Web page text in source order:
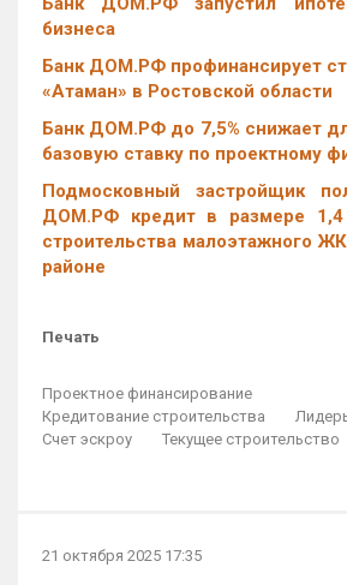
бизнеса
Банк ДОМ.РФ профинансирует
«Атаман» в Ростовской области
Банк ДОМ.РФ до 7,5% снижает
базовую ставку по проектному
Подмосковный застройщик
ДОМ.РФ кредит в размере
строительства малоэтажного
районе
Печать
Проектное финансирование
Кредитование строительства
Счет эскроу
Текущее строительство
21 октября 2025 17:35